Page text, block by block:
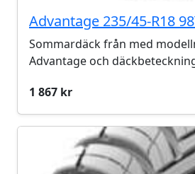
Advantage 235/45-R18
Sommardäck från med
Advantage och
1 867 kr